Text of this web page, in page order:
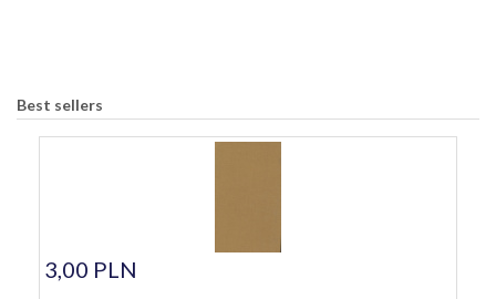
Best sellers
3,00 PLN